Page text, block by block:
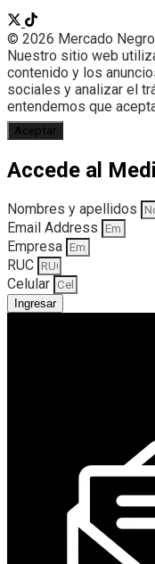
© 2026 Mercado Negro
Nuestro sitio web
contenido y los
sociales y analizar el
entendemos que
Aceptar
Accede al
Nombres y apellidos
Email Address
Empresa
RUC
Celular
Ingresar